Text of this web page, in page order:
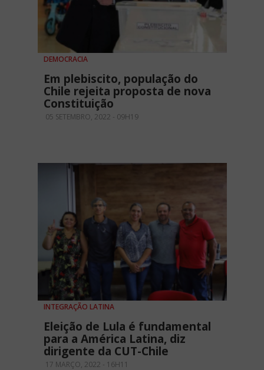
DEMOCRACIA
Em plebiscito, população do
Chile rejeita proposta de nova
Constituição
05 SETEMBRO, 2022 - 09H19
INTEGRAÇÃO LATINA
Eleição de Lula é fundamental
para a América Latina, diz
dirigente da CUT-Chile
17 MARÇO, 2022 - 16H11